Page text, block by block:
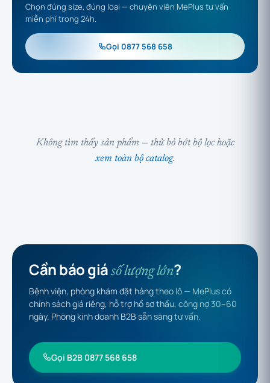
Chọn đúng size, đúng loại — chuyên viên MePlus tư vấn
miễn phí trong 24h.
Gọi 0877 568 658
Không tìm thấy sản phẩm — thử bỏ bớt bộ lọc hoặc
xem toàn bộ catalog.
Cần báo giásố lượng lớn?
Bệnh viện, phòng khám đặt hàng theo lô — MePlus có
chính sách giá riêng, hỗ trợ hồ sơ thầu, công nợ 30–60
ngày. Phòng kinh doanh B2B sẵn sàng tư vấn.
Gọi B2B 0877 568 658